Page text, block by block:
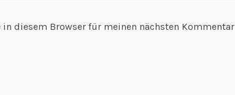
in diesem Browser für meinen nächsten Kommentar